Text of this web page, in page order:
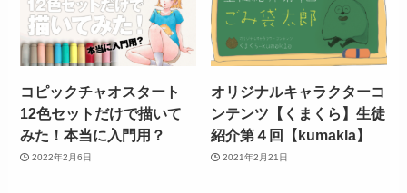
コピックチャオスタート
12色セットだけで描いて
みた！本当に入門用？
2022年2月6日
オリジナルキャラクターコ
ンテンツ【くまくら】生徒
紹介第４回【kumakla】
2021年2月21日